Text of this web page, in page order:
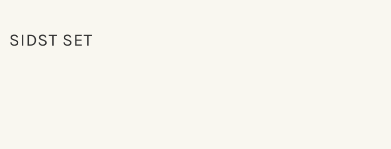
SIDST SET